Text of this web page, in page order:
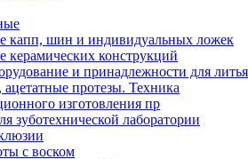
капп, шин и индивидуальных ложек
керамических конструкций
и принадлежности для литья
протезы. Техника
изготовления пр
зуботехнической лаборатории
с воском